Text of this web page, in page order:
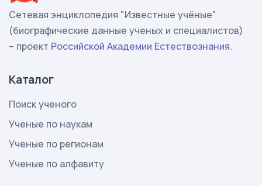
Сетевая энциклопедия "Известные учёные"
(биографические данные ученых и специалистов)
– проект Российской Академии Естествознания.
Каталог
Поиск ученого
Ученые по наукам
Ученые по регионам
Ученые по алфавиту